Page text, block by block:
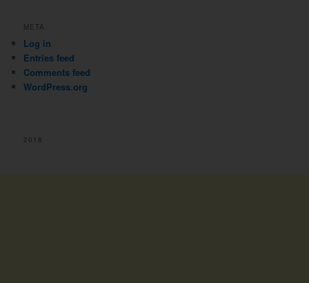
META
Log in
Entries feed
Comments feed
WordPress.org
2018